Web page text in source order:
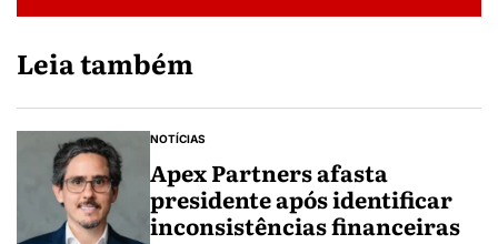
Leia também
NOTÍCIAS
Apex Partners afasta
presidente após identificar
inconsistências financeiras